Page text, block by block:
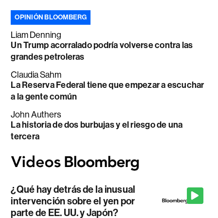
OPINIÓN BLOOMBERG
Liam Denning
Un Trump acorralado podría volverse contra las
grandes petroleras
Claudia Sahm
La Reserva Federal tiene que empezar a escuchar
a la gente común
John Authers
La historia de dos burbujas y el riesgo de una
tercera
¿Qué hay detrás de la inusual
intervención sobre el yen por
parte de EE. UU. y Japón?